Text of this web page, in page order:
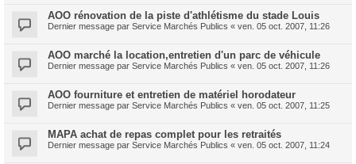
AOO rénovation de la piste d'athlétisme du stade Louis
Dernier message par Service Marchés Publics « ven. 05 oct. 2007, 11:26
AOO marché la location,entretien d'un parc de véhicule
Dernier message par Service Marchés Publics « ven. 05 oct. 2007, 11:26
AOO fourniture et entretien de matériel horodateur
Dernier message par Service Marchés Publics « ven. 05 oct. 2007, 11:25
MAPA achat de repas complet pour les retraités
Dernier message par Service Marchés Publics « ven. 05 oct. 2007, 11:24